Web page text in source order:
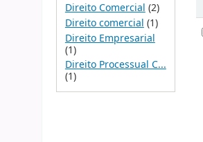
Direito Comercial (2)
Direito comercial (1)
Direito Empresarial
(1)
Direito Processual C...
(1)